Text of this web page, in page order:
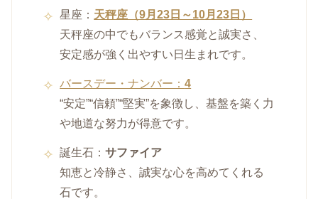
星座： 天秤座（9月23日～10月23日）
天秤座の中でもバランス感覚と誠実さ、
安定感が強く出やすい日生まれです。
バースデー・ナンバー：4
“安定”“信頼”“堅実”を象徴し、基盤を築く力
や地道な努力が得意です。
誕生石：サファイア
知恵と冷静さ、誠実な心を高めてくれる
石です。